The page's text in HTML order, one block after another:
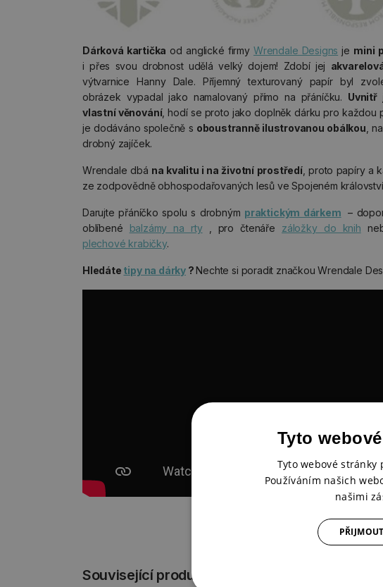
Dárková kartička od anglické firmy Wrendale Designs je mini
i přes svou drobnost udělá velký dojem! Zdobí jej
výtvarnice Hanny Dale. Příjemný texturovaný papír byl
obrázek vypadal jako namalovaný přímo na přáníčku. Uvnitř
vlastní věnování, hodí se proto jako doplněk dárku pro každou
je dodáváno společně s oboustranně ilustrovanou obálkou ,
drobný zajíček.
Wrendale dbá na kvalitu i na životní prostředí, proto papíry a
ze zodpovědně obhospodařovaných lesů ve Spojeném
Darujte přáníčko spolu s drobným praktickým dárkem –
oblíbené balzámy na rty, pro čtenáře záložky do knih
plechové krabičky.
Hledáte tipy na dárky?Nechte si poradit značkou Wrendale
Související produkty
Tyto
Tyto webové stránky
Používáním našich
našimi